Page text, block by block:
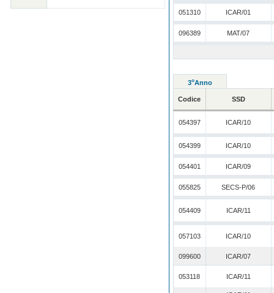
051310 ICAR/01
096389 MAT/07
3oAnno
Codice SSD
054397 ICAR/10
054399 ICAR/10
054401 ICAR/09
055825 SECS-P/06
054409 ICAR/11
057103 ICAR/10
099600 ICAR/07
053118 ICAR/11